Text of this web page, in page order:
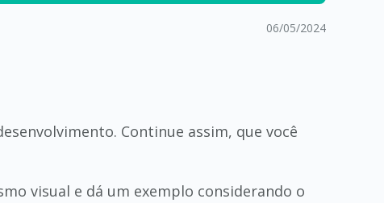
06/05/2024
Continue assim, que você
visual e dá um exemplo considerando o